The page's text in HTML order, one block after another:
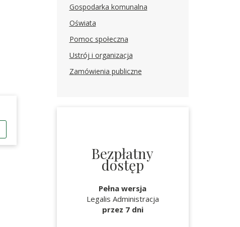
Gospodarka komunalna
Oświata
Pomoc społeczna
Ustrój i organizacja
Zamówienia publiczne
Bezpłatny
dostęp
Pełna wersja
Legalis Administracja
przez 7 dni